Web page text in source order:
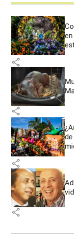
share
share
share
share